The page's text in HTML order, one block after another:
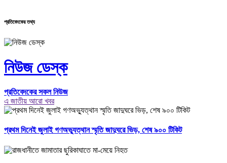
প্রতিবেদকের তথ্য
নিউজ ডেস্ক
প্রতিবেদকের সকল নিউজ
এ জাতীয় আরো খবর
প্রথম দিনেই জুলাই গণঅভ্যুত্থান স্মৃতি জাদুঘরে ভিড়, শেষ ৯০০ টিকিট